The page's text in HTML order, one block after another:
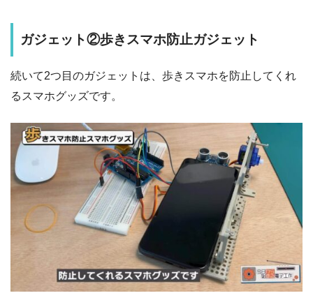
ガジェット②歩きスマホ防止ガジェット
続いて2つ目のガジェットは、歩きスマホを防止してくれ
るスマホグッズです。